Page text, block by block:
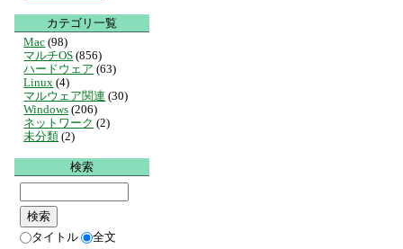
カテゴリ一覧
Mac (98)
マルチOS (856)
ハードウェア (63)
Linux (4)
マルウェア関連 (30)
Windows (206)
ネットワーク (2)
未分類 (2)
検索
タイトル 全文